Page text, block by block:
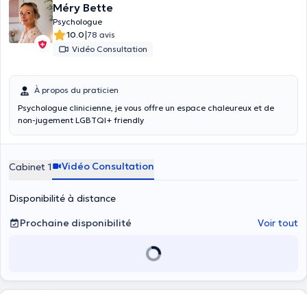
Méry Bette
Psychologue
10.0|78 avis
Vidéo Consultation
À propos du praticien
Psychologue clinicienne, je vous offre un espace chaleureux et de
non-jugement LGBTQI+ friendly
Cabinet 1 Vidéo Consultation
Disponibilité à distance
Prochaine disponibilité
Voir tout